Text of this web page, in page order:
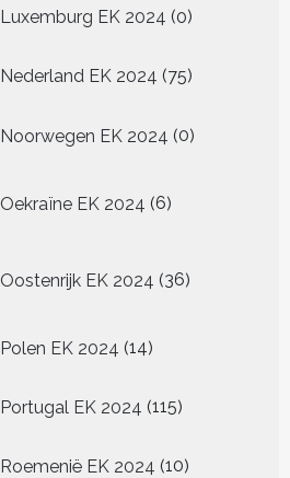
Luxemburg EK 2024 00
Nederland EK 2024 7575
Noorwegen EK 2024 00
Oekraïne EK 2024 6
producten
Oostenrijk EK 2024 36
producten
Polen EK 2024 1414
Portugal EK 2024 115115
Roemenië EK 2024 1010